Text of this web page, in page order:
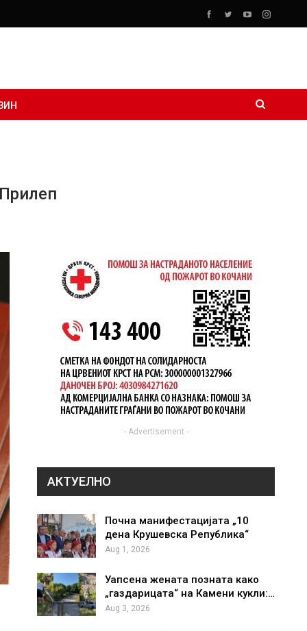
- Advertisement -
АКТУЕЛНО
Почна манифестацијата „10
дена Крушевска Република“
Aug 1, 2026
Уапсена жената позната како
„газдарицата“ на Камени кукли:…
Aug 3, 2026